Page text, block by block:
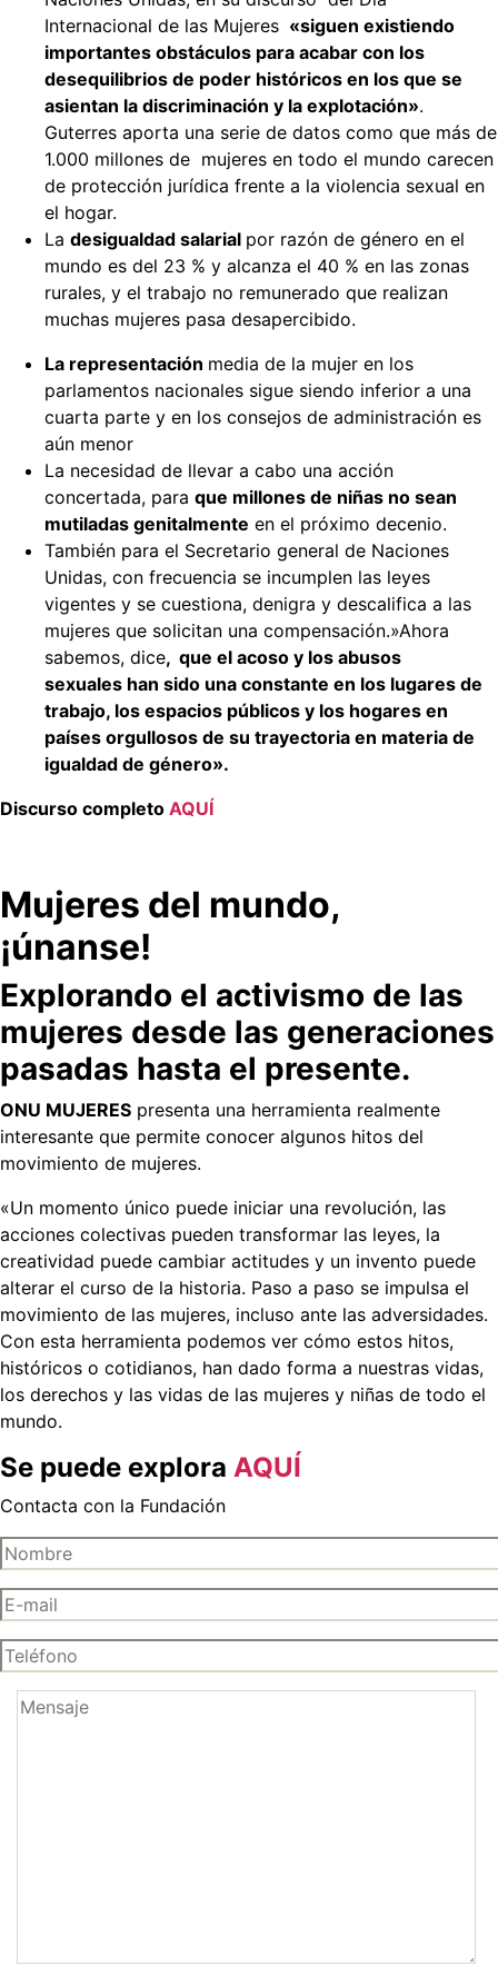
Internacional de las Mujeres «siguen existiendo
importantes obstáculos para acabar con los
desequilibrios de poder históricos en los que se
asientan la discriminación y la explotación».
Guterres aporta una serie de datos como que más de
1.000 millones de mujeres en todo el mundo carecen
de protección jurídica frente a la violencia sexual en
el hogar.
La desigualdad salarial por razón de género en el
mundo es del 23 % y alcanza el 40 % en las zonas
rurales, y el trabajo no remunerado que realizan
muchas mujeres pasa desapercibido.
La representación media de la mujer en los
parlamentos nacionales sigue siendo inferior a una
cuarta parte y en los consejos de administración es
aún menor
La necesidad de llevar a cabo una acción
concertada, para que millones de niñas no sean
mutiladas genitalmente en el próximo decenio.
También para el Secretario general de Naciones
Unidas, con frecuencia se incumplen las leyes
vigentes y se cuestiona, denigra y descalifica a las
mujeres que solicitan una compensación.»Ahora
sabemos, dice, que el acoso y los abusos
sexuales han sido una constante en los lugares de
trabajo, los espacios públicos y los hogares en
países orgullosos de su trayectoria en materia de
igualdad de género».
Discurso completo AQUÍ
Mujeres del mundo,
¡únanse!
Explorando el activismo de las
mujeres desde las generaciones
pasadas hasta el presente.
ONU MUJERES presenta una herramienta realmente
interesante que permite conocer algunos hitos del
movimiento de mujeres.
«Un momento único puede iniciar una revolución, las
acciones colectivas pueden transformar las leyes, la
creatividad puede cambiar actitudes y un invento puede
alterar el curso de la historia. Paso a paso se impulsa el
movimiento de las mujeres, incluso ante las adversidades.
Con esta herramienta podemos ver cómo estos hitos,
históricos o cotidianos, han dado forma a nuestras vidas,
los derechos y las vidas de las mujeres y niñas de todo el
mundo.
Se puede explora AQUÍ
Contacta con la Fundación